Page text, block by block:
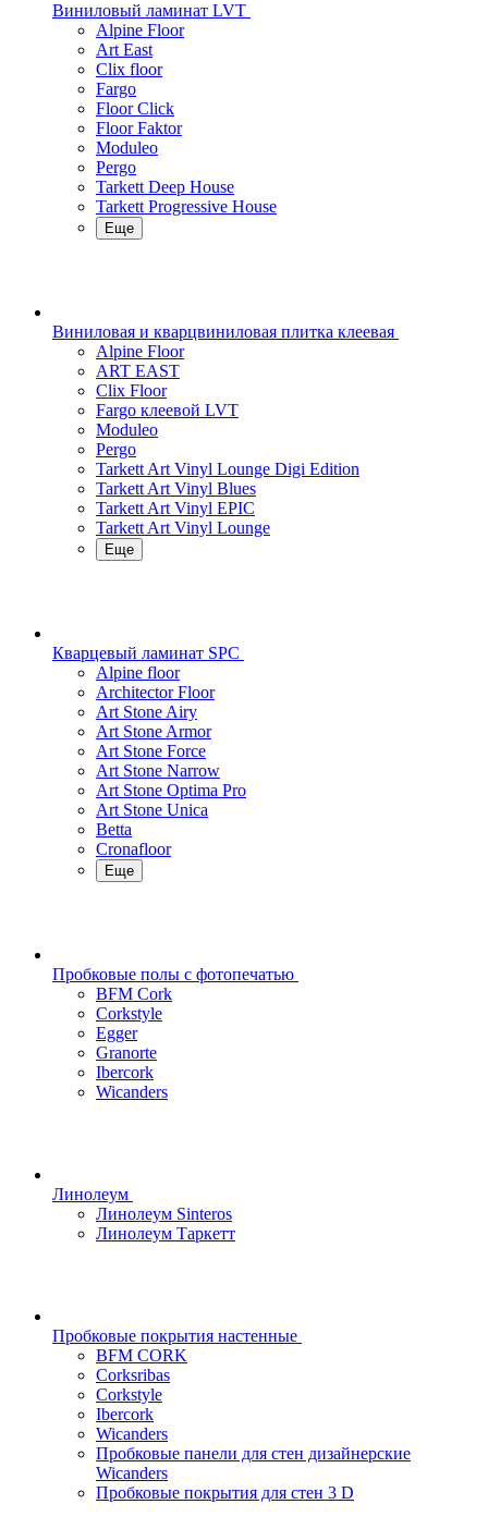
Виниловый ламинат LVT
Alpine Floor
Art East
Clix floor
Fargo
Floor Click
Floor Faktor
Moduleo
Pergo
Tarkett Deep House
Tarkett Progressive House
Еще
Виниловая и кварцвиниловая плитка клеевая
Alpine Floor
ART EAST
Clix Floor
Fargo клеевой LVT
Moduleo
Pergo
Tarkett Art Vinyl Lounge Digi Edition
Tarkett Art Vinyl Blues
Tarkett Art Vinyl EPIC
Tarkett Art Vinyl Lounge
Еще
Кварцевый ламинат SPC
Alpine floor
Architector Floor
Art Stone Airy
Art Stone Armor
Art Stone Force
Art Stone Narrow
Art Stone Optima Pro
Art Stone Unica
Betta
Cronafloor
Еще
Пробковые полы с фотопечатью
BFM Cork
Corkstyle
Egger
Granorte
Ibercork
Wicanders
Линолеум
Линолеум Sinteros
Линолеум Таркетт
Пробковые покрытия настенные
BFM CORK
Corksribas
Corkstyle
Ibercork
Wicanders
Пробковые панели для стен дизайнерские
Wicanders
Пробковые покрытия для стен 3 D